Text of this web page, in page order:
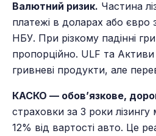
Валютний ризик. Частина
платежі в доларах або
НБУ. При різкому падінні
пропорційно. ULF та
гривневі продукти, але
КАСКО — обов’язкове,
страховки за 3 роки
12% від вартості авто. Це